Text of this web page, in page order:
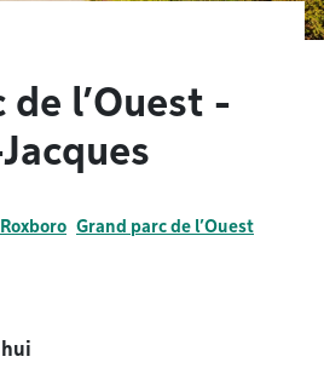
l’Ouest -
Grand parc de l’Ouest